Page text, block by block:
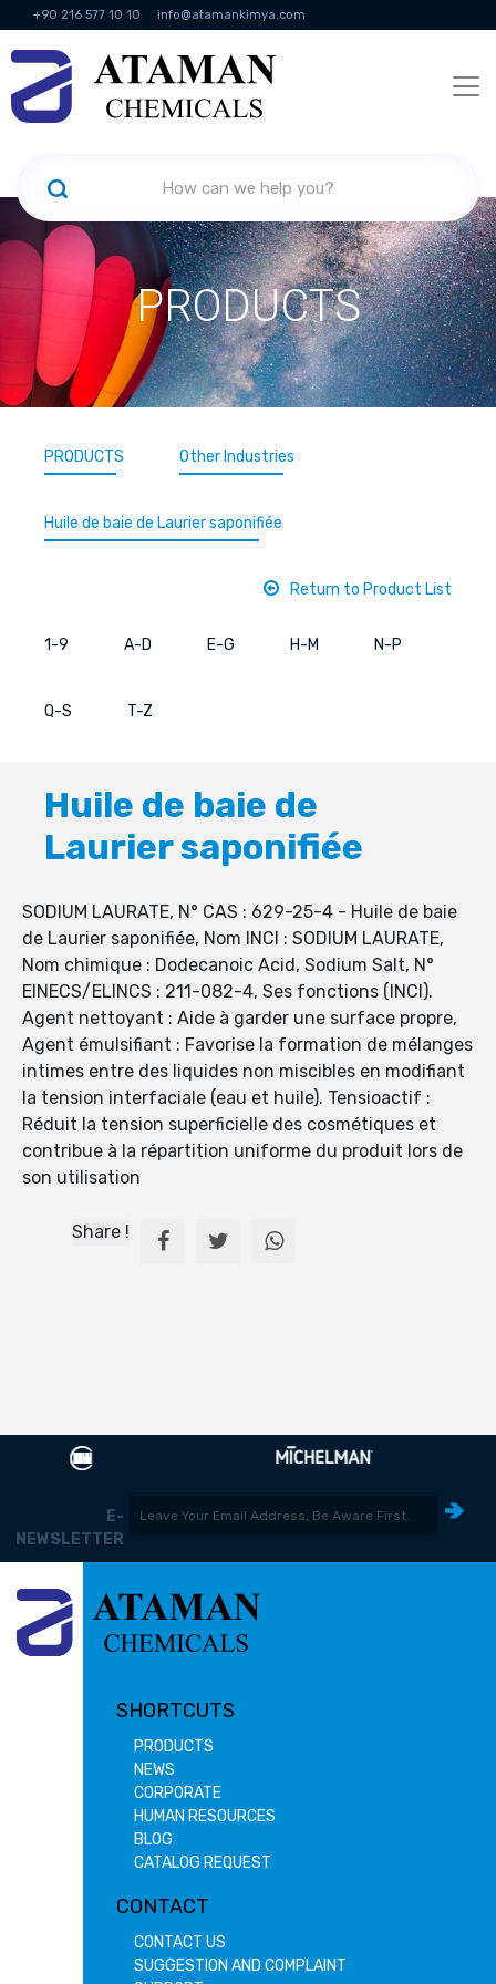
+90 216 577 10 10 info@atamankimya.com
KVKK Politikası Information Society Services
PRODUCTS
PRODUCTS Other Industries
Huile de baie de Laurier saponifiée
Return to Product List
1-9 A-D E-G H-M N-P
Q-S T-Z
Huile de baie de
Laurier saponifiée
SODIUM LAURATE, N° CAS : 629-25-4 - Huile de baie
de Laurier saponifiée, Nom INCI : SODIUM LAURATE,
Nom chimique : Dodecanoic Acid, Sodium Salt, N°
EINECS/ELINCS : 211-082-4, Ses fonctions (INCI).
Agent nettoyant : Aide à garder une surface propre,
Agent émulsifiant : Favorise la formation de mélanges
intimes entre des liquides non miscibles en modifiant
la tension interfaciale (eau et huile). Tensioactif :
Réduit la tension superficielle des cosmétiques et
contribue à la répartition uniforme du produit lors de
son utilisation
Share !
E-
NEWSLETTER
SHORTCUTS
PRODUCTS
NEWS
CORPORATE
HUMAN RESOURCES
BLOG
CATALOG REQUEST
CONTACT
CONTACT US
SUGGESTION AND COMPLAINT